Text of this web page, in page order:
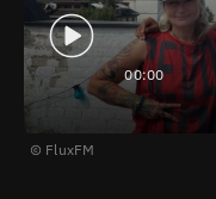
00:00
FluxFM